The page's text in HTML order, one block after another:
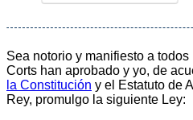
Sea notorio y manifiesto a
Corts han aprobado y yo, de
la Constitución y el Estatuto de
Rey, promulgo la siguiente Ley: